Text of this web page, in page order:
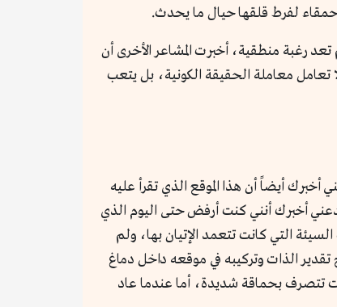
حمقاء لفرط قلقها حيال ما يحدث.
رغبة منطقية، أخبرت المشاعر الأخرى أن
تعامل معاملة الحقيقة الكونية، بل يتعب
أيضاً أن هذا الموقع الذي تقرأ عليه
أخبرك أنني كنت أرفض حتى اليوم الذي
التي كانت تتعمد الإتيان بها، ولم
الذات وتركيبه في موقعه داخل دماغ
تتصرف بحماقة شديدة، أما عندما عاد